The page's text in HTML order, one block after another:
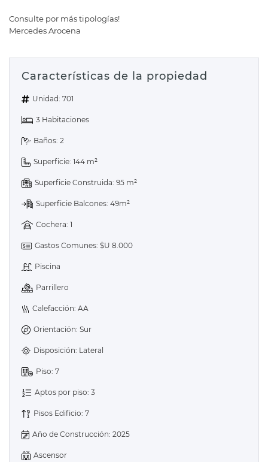
Consulte por más tipologías!
Mercedes Arocena
Características de la propiedad
Unidad: 701
3 Habitaciones
Baños: 2
Superficie: 144 m²
Superficie Construida: 95 m²
Superficie Balcones: 49m²
Cochera: 1
Gastos Comunes: $U 8.000
Piscina
Parrillero
Calefacción: AA
Orientación: Sur
Disposición: Lateral
Piso: 7
Aptos por piso: 3
Pisos Edificio: 7
Año de Construcción: 2025
Ascensor